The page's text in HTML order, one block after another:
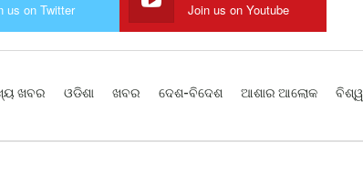
us on Twitter Join us on Youtube
ଖବର ଓଡିଶା ଖବର ଦେଶ-ବିଦେଶ ଆଶାର ଆଲୋକ